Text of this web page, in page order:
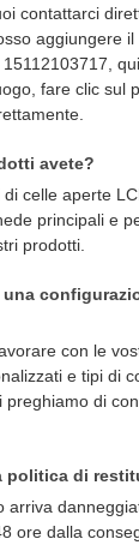
contattarci
aggiungere il
15112103717,
fare clic sul
avete?
celle aperte
principali e
prodotti.
con le
e tipi di
preghiamo di
politica di
arriva
ore dalla